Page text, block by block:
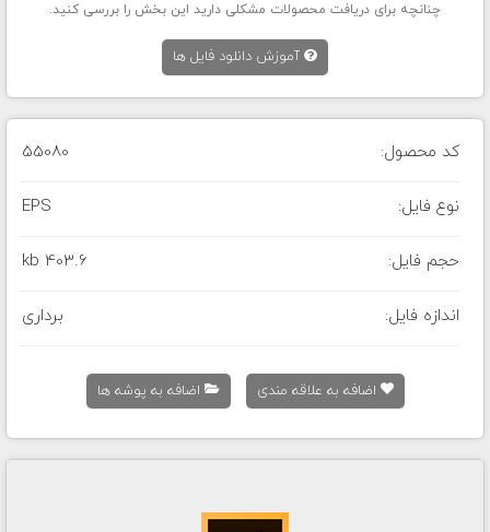
چنانچه برای دریافت محصولات مشکلی دارید این بخش را بررسی کنید.
آموزش دانلود فایل ها
کد محصول: 55080
نوع فایل: EPS
حجم فایل: 403.6 kb
اندازه فایل: برداری
اضافه به علاقه مندی اضافه به پوشه ها